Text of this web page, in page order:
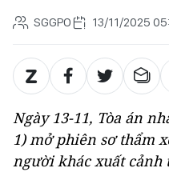
SGGPO 13/11/2025
Ngày 13-11, Tòa án
1) mở phiên sơ thẩm
người khác xuất cảnh